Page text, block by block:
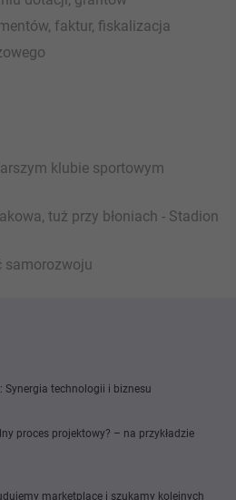
faktur, fiskalizacja
klubie sportowym
tuż przy błoniach - Stadion
samorozwoju
technologii i biznesu
proces projektowy? – na przykładzie
marketplace i szukamy kolejnych